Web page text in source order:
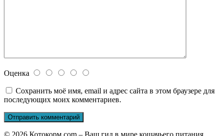
Оценка
Сохранить моё имя, email и адрес сайта в этом браузере для
последующих моих комментариев.